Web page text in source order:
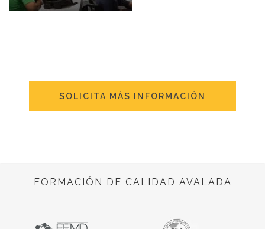
SOLICITA MÁS INFORMACIÓN
FORMACIÓN DE CALIDAD AVALADA